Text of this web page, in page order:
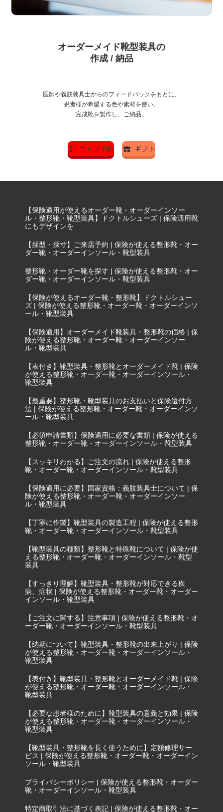
オーダーメイド靴型装具の
作成 / 納品
医師や義肢装具士からのフィードバックをもとに、
患者様が希望する色や素材を使い、
完成靴を製作し、ご納品。
ウェブ予約 ギフト
【保険適用が使えるオーダー靴・オーダーインソー
ル・整形靴・靴型装具】ドクトルシューズ | 保険適用靴
にもデザインを
【採型・採寸】ご来店予約 | 保険が使える整形靴・オー
ダー靴・オーダーインソール・靴型装具
整形靴・オーダー靴を探す | 保険が使える整形靴・オー
ダー靴・オーダーインソール・靴型装具
【保険が使えるオーダー靴・整形靴】ドクトルシュー
ズ | 保険が使える整形靴・オーダー靴・オーダーインソ
ール・靴型装具
【保険適用】オーダーメイド靴装具・整形靴の価格 | 保
険が使える整形靴・オーダー靴・オーダーインソー
ル・靴型装具
【表付き】靴型装具・整形靴とオーダーメイド靴 | 保険
が使える整形靴・オーダー靴・オーダーインソール・
靴型装具
【最重要】整形靴・靴型装具のお支払いと保険還付方
法 | 保険が使える整形靴・オーダー靴・オーダーインソ
ール・靴型装具
【必須申請書類】保険適用に必要な書類 | 保険が使える
整形靴・オーダー靴・オーダーインソール・靴型装具
【スッキリわかる】ご注文の流れ | 保険が使える整形
靴・オーダー靴・オーダーインソール・靴型装具
【保険適用に必要】国家資格：義肢装具士について | 保
険が使える整形靴・オーダー靴・オーダーインソー
ル・靴型装具
【丁寧に作製】靴型装具の製造工程 | 保険が使える整形
靴・オーダー靴・オーダーインソール・靴型装具
【靴型装具の種類】整形靴と特殊靴について | 保険が使
える整形靴・オーダー靴・オーダーインソール・靴型
装具
【すっきり理解】靴型装具・整形靴が対応できる疾
病、症状 | 保険が使える整形靴・オーダー靴・オーダー
インソール・靴型装具
【ご注文に関する】注意事項 | 保険が使える整形靴・オ
ーダー靴・オーダーインソール・靴型装具
【納期について】靴型装具・整形靴の出来上がり | 保険
が使える整形靴・オーダー靴・オーダーインソール・
靴型装具
【表付き】靴型装具・整形靴とオーダーメイド靴 | 保険
が使える整形靴・オーダー靴・オーダーインソール・
靴型装具
【必要な患者様のために】靴型装具の意義と効果 | 保険
が使える整形靴・オーダー靴・オーダーインソール・
靴型装具
【靴型装具・整形靴を長く使うために】定額修理サー
ビス | 保険が使える整形靴・オーダー靴・オーダーイン
ソール・靴型装具
プライバシーポリシー | 保険が使える整形靴・オーダー
靴・オーダーインソール・靴型装具
特定商取引法に基づく表記 | 保険が使える整形靴・オー